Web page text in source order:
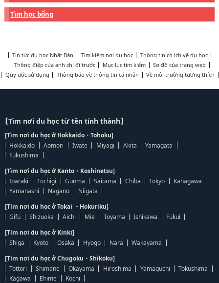
Tìm học bổng
Tin tức du học Nhật Bản Tìm kiếm nơi du học
Thông tin có ích về du học
Thông điệp của anh chị đi trước
Mục lục tìm kiếm
Sơ đồ của trang web
Quy ước sử dụng
Thông báo về thông tin cá nhân Về môi trường tương thích
【Tìm nơi du học từ tên tỉnh thành】
[Tìm nơi du học ở Hokkaido・Tohoku]
Hokkaido
Aomori Iwate Miyagi Akita
Yamagata
Fukushima
[Tìm nơi du học ở Kanto・Koshinetsu]
Ibaraki
Tochigi Gunma Saitama Chiba Tokyo
Kanagawa
Yamanashi
Nagano
Niigata
[Tìm nơi du học ở Tokai ・Hokuriku]
Gifu
Shizuoka Aichi Mie Toyama Ishikawa
Fukui
[Tìm nơi du học ở Kinki]
Shiga
Kyoto Osaka Hyogo Nara
Wakayama
[Tìm nơi du học ở Chugoku・Shikoku]
Tottori
Shimane Okayama Hiroshima Yamaguchi
Tokushima
Kagawa
Ehime
Kochi